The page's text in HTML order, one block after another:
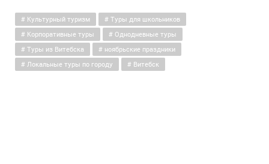
Культурный туризм
Туры для школьников
Корпоративные туры
Однодневные туры
Туры из Витебска
ноябрьские праздники
Локальные туры по городу
Витебск